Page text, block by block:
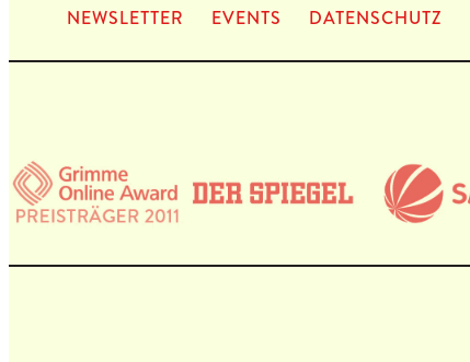
NEWS­LET­TER EVENTS DATEN­SCHUTZ